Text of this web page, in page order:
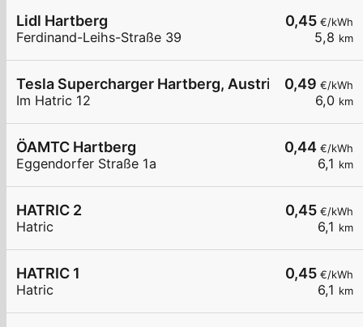
0,45 €/kWh
5,8 km
Lidl Hartberg
Ferdinand-Leihs-Straße 39
0,49 €/kWh
6,0 km
Tesla Supercharger Hartberg, Austria
Im Hatric 12
0,44 €/kWh
6,1 km
ÖAMTC Hartberg
Eggendorfer Straße 1a
0,45 €/kWh
6,1 km
HATRIC 2
Hatric
0,45 €/kWh
6,1 km
HATRIC 1
Hatric